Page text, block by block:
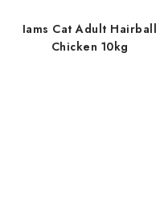
Iams Cat Adult Hairball
Chicken 10kg